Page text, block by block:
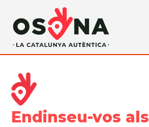
Endinseu-vos als